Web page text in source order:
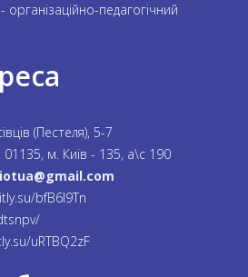
педагогічний
(Пестеля), 5-7
: 01135, м. Київ - 135, а\с 190
bfB6l9Tn
uRTBQ2zF